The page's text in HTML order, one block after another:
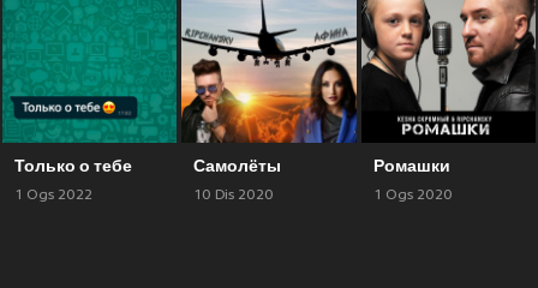
Только о тебе
1 Ogs 2022
Самолёты
10 Dis 2020
Ромашки
1 Ogs 2020